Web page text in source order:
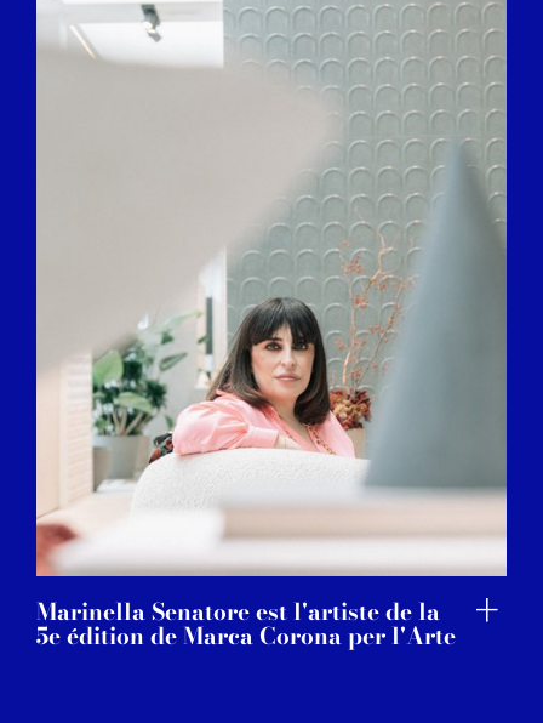
Marinella Senatore est l'artiste de la
5e édition de Marca Corona per l'Arte